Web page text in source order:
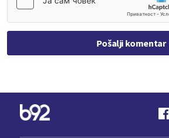
Pošalji komentar